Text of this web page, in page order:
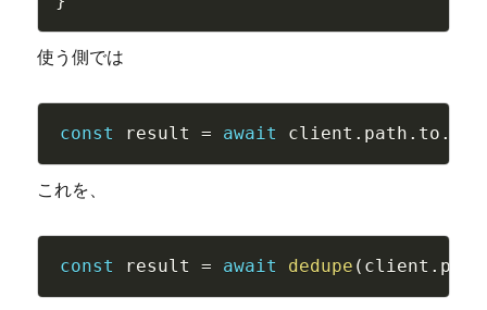
使う側では
const result = await client . path . to .
これを、
const result = await dedupe ( client . path